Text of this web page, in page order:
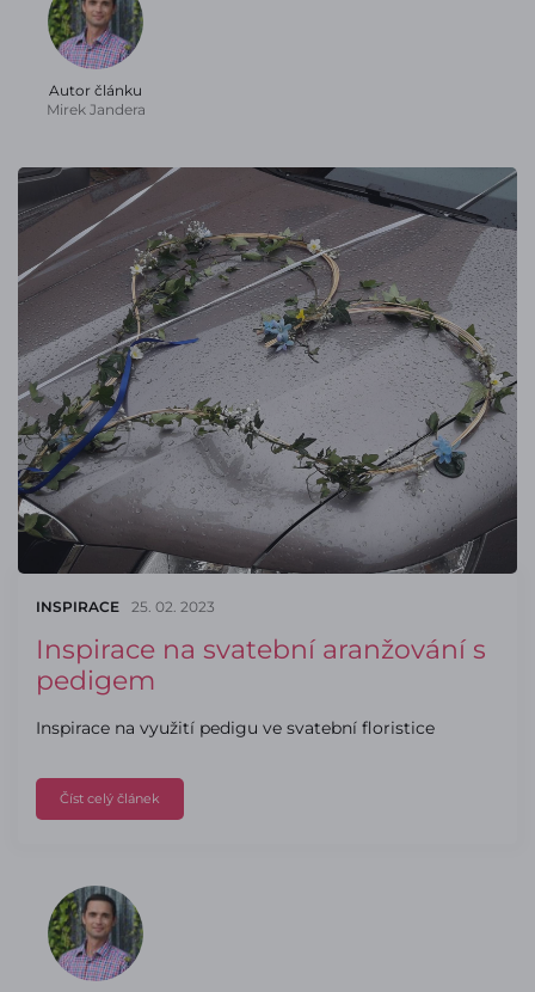
Autor článku
Mirek Jandera
INSPIRACE 25. 02. 2023
Inspirace na svatební aranžování s
pedigem
Inspirace na využití pedigu ve svatební floristice
Číst celý článek